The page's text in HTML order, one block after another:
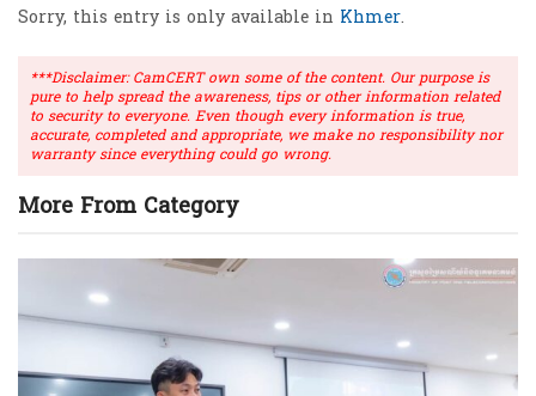
Sorry, this entry is only available in Khmer.
***Disclaimer: CamCERT own some of the content. Our purpose is
pure to help spread the awareness, tips or other information related
to security to everyone. Even though every information is true,
accurate, completed and appropriate, we make no responsibility nor
warranty since everything could go wrong.
More From Category